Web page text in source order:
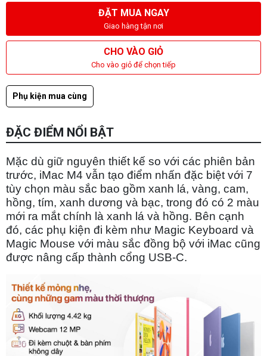
ĐẶT MUA NGAY
Giao hàng tận nơi
CHO VÀO GIỎ
Cho vào giỏ để chọn tiếp
Phụ kiện mua cùng
ĐẶC ĐIỂM NỔI BẬT
Mặc dù giữ nguyên thiết kế so với các phiên bản
trước, iMac M4 vẫn tạo điểm nhấn đặc biệt với 7
tùy chọn màu sắc bao gồm xanh lá, vàng, cam,
hồng, tím, xanh dương và bạc, trong đó có 2 màu
mới ra mắt chính là xanh lá và hồng. Bên cạnh
đó, các phụ kiện đi kèm như Magic Keyboard và
Magic Mouse với màu sắc đồng bộ với iMac cũng
được nâng cấp thành cổng USB-C.